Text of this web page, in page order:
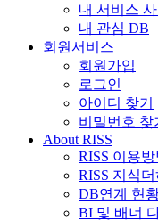
내 서비스
내 관심 DB
회원서비스
회원가입
로그인
아이디 찾기
비밀번호 찾
About RISS
RISS 이용방
RISS 지식더
DB연계 현
BI 및 배너